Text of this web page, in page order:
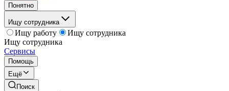
Понятно
Ищу сотрудника
Ищу работу
Ищу сотрудника
Ищу сотрудника
Сервисы
Помощь
Ещё
Поиск